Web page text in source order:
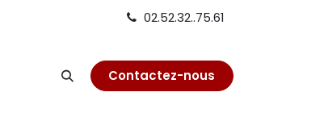
02.52.32..75.61
Contactez-nous